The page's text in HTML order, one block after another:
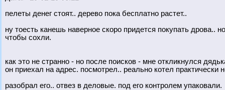
пелеты денег стоят.. дерево пока бесплатно растет..
ну тоесть канешь наверное скоро придется покупать дрова..
чтобы сохли.
как это не странно - но после поисков - мне откликнулся
он приехал на адрес. посмотрел.. реально котел практически
разобрал его.. отвез в деловые. под его контролем упаковали.